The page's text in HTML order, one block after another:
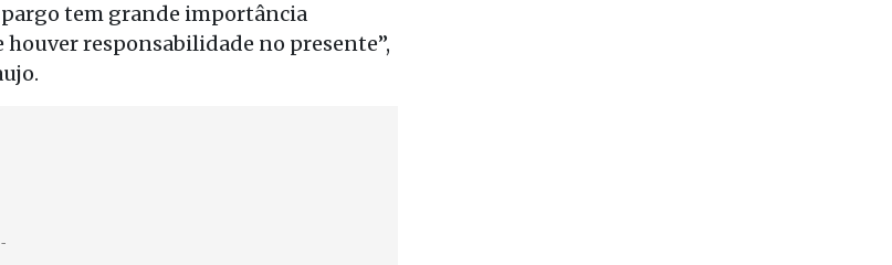
tem grande importância
houver responsabilidade no presente”,